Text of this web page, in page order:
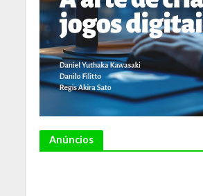
Anúncios